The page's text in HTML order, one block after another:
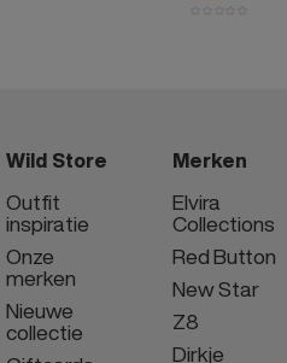
Wild Store
Outfit
inspiratie
Onze
merken
Nieuwe
collectie
Merken
Elvira
Collections
Red Button
New Star
Z8
Dirkje